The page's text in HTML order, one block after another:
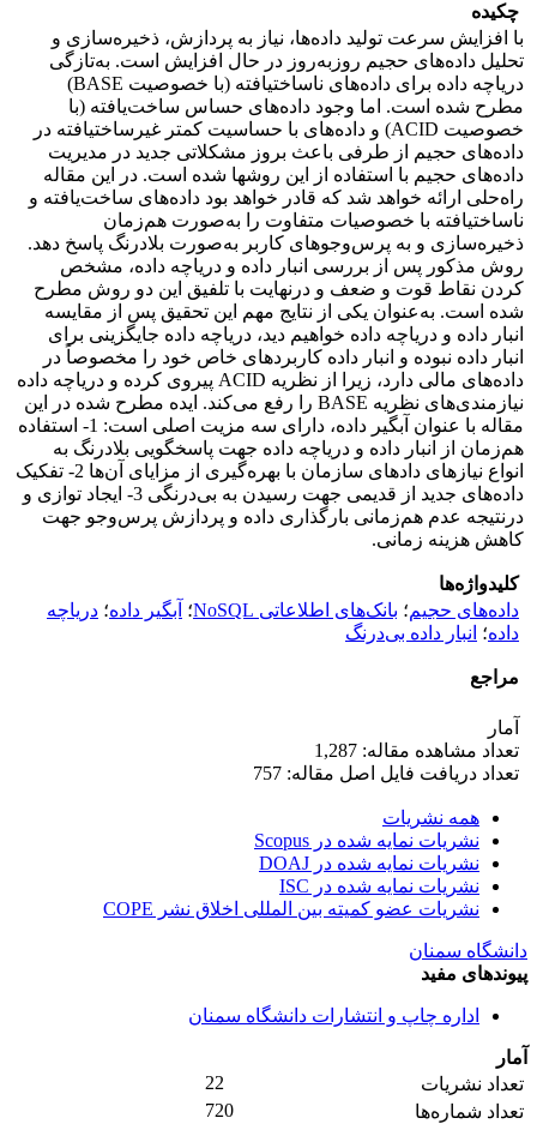
چکیده
با افزایش سرعت تولید داده‌ها، نیاز به پردازش، ذخیره‌سازی و
تحلیل داده‌های حجیم روزبه‌روز در حال افزایش است. به‌تازگی
دریاچه داده برای داده‌های ناساختیافته (با خصوصیت BASE)
مطرح شده است. اما وجود داده‌های حساس ساخت‌یافته (با
خصوصیت ACID) و داده‌های با حساسیت کمتر غیرساخت­یافته در
داده‌های حجیم از طرفی باعث بروز مشکلاتی جدید در مدیریت
داده‌های حجیم با استفاده از این روش‏ها شده است. در این مقاله
راه‌حلی ارائه خواهد شد که قادر خواهد بود داده‌های ساخت‌یافته و
ناساخت­یافته با خصوصیات متفاوت را به‌صورت هم‌زمان
ذخیره‌سازی و به پرس‌وجوهای کاربر به‌صورت بلادرنگ پاسخ دهد.
روش مذکور پس از بررسی انبار داده و دریاچه داده، مشخص
کردن نقاط قوت و ضعف و درنهایت با تلفیق این دو روش مطرح
شده است. به‌عنوان یکی از نتایج مهم این تحقیق پس از مقایسه
انبار داده و دریاچه داده خواهیم دید، دریاچه داده جایگزینی برای
انبار داده نبوده و انبار داده کاربرد‌های خاص خود را مخصوصاً در
داده‌های مالی دارد، زیرا از نظریه ACID پیروی کرده و دریاچه داده
نیازمندی‌های نظریه BASE را رفع می‌کند. ایده مطرح شده در این
مقاله با عنوان آبگیر داده، دارای سه مزیت اصلی است: 1- استفاده
هم‌زمان از انبار داده و دریاچه داده جهت پاسخگویی بلادرنگ به
انواع نیاز‌های داده‏ای سازمان با بهره‌گیری از مزایای آن‌ها 2- تفکیک
داده‌های جدید از قدیمی جهت رسیدن به بی‌درنگی 3- ایجاد توازی و
درنتیجه عدم هم‌زمانی بارگذاری داده و پردازش پرس‌وجو جهت
کاهش هزینه زمانی.
کلیدواژه‌ها
داده‌های حجیم؛ بانک‌های اطلاعاتی NoSQL ؛ آبگیر داده؛ دریاچه
داده؛ انبار داده بی‌درنگ
مراجع
آمار
تعداد مشاهده مقاله: 1,287
تعداد دریافت فایل اصل مقاله: 757
همه نشریات
نشریات نمایه شده در Scopus
نشریات نمایه شده در DOAJ
نشریات نمایه شده در ISC
نشریات عضو کمیته بین المللی اخلاق نشر COPE
دانشگاه سمنان
پیوندهای مفید
اداره چاپ و انتشارات دانشگاه سمنان
آمار
تعداد نشریات
22
تعداد شماره‌ها
720